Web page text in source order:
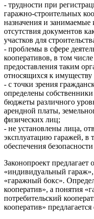
- трудности при
гаражно-строительных
назначения и занимаемые
отсутствия документов
участков для
- проблемы в сфере
кооперативов, в том
предоставления таким
относящихся к имуществу
- с точки зрения
определены
бюджеты различного
арендной платы,
физических лиц;
- не установлены лица,
эксплуатацию гаражей, в
обеспечения
Законопроект предлагает
«индивидуальный
«гаражный бокс».
кооператив», а понятия
потребительский
кооператив»